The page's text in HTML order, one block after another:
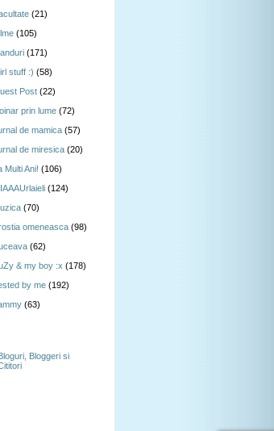
(21)
(105)
(171)
stuff :) (58)
Post (22)
prin lume (72)
de mamica (57)
de miresica (20)
Multi Ani! (106)
(124)
(70)
omeneasca (98)
(62)
& my boy :x (178)
by me (192)
(63)